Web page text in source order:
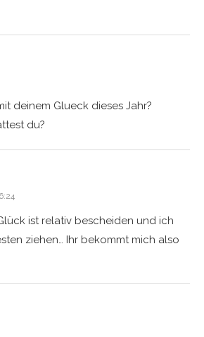
deinem Glueck dieses Jahr?
du?
ist relativ bescheiden und ich
ziehen… Ihr bekommt mich also